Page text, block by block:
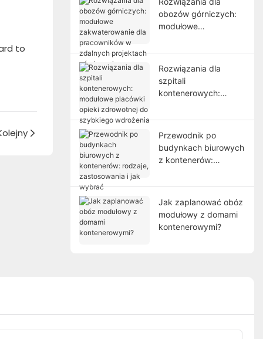
to
obozów górniczych:
modułowe
pracowników w
zdalnych projektach
górniczych
Rozwiązania dla
szpitali
kontenerowych:
opieki zdrowotnej do
szybkiego wdrożenia
Przewodnik po
budynkach biurowych
z kontenerów:
i jak wybrać
Jak zaplanować obóz
modułowy z domami
kontenerowymi?